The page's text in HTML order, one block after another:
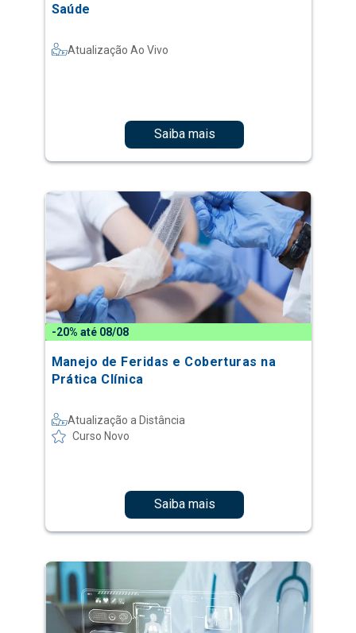
Saúde
Atualização Ao Vivo
Saiba mais
-20% até 08/08
Manejo de Feridas e Coberturas na
Prática Clínica
Atualização a Distância
Curso Novo
Saiba mais